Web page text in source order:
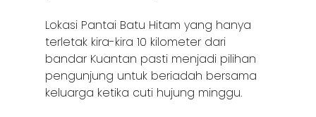
Lokasi Pantai Batu Hitam yang hanya
terletak kira-kira 10 kilometer dari
bandar Kuantan pasti menjadi pilihan
pengunjung untuk beriadah bersama
keluarga ketika cuti hujung minggu.